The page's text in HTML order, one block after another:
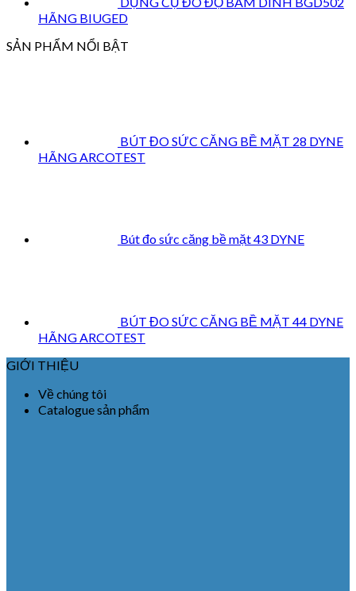
HÃNG BIUGED
SẢN PHẨM NỔI BẬT
BÚT ĐO SỨC CĂNG BỀ MẶT 28 DYNE
HÃNG ARCOTEST
Bút đo sức căng bề mặt 43 DYNE
BÚT ĐO SỨC CĂNG BỀ MẶT 44 DYNE
HÃNG ARCOTEST
GIỚI THIỆU
Về chúng tôi
Catalogue sản phẩm